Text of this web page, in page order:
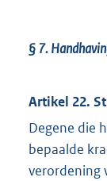
§ 7.
Artikel 22.
Degene die
bepaalde
verordening